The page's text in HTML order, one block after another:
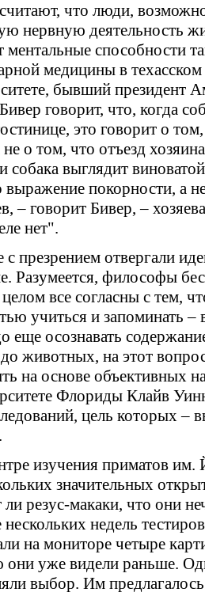
считают, что люди,
нервную деятельность
способности
медицины в
бывший президент
говорит, что, когда
это говорит о
о том, что отъезд
собака выглядит
выражение покорности, а
– говорит Бивер, –
нет".
с презрением отвергали
Разумеется, философы
все согласны с тем,
учиться и запоминать –
еще осознавать
животных, на этот
на основе объективных
Флориды Клайв
цель которых –
изучения приматов им.
значительных
резус-макаки, что они
недель
на мониторе четыре
они уже видели раньше.
выбор. Им